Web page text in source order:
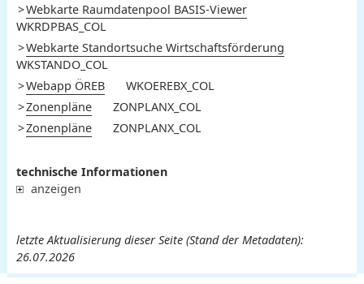
Webkarte Raumdatenpool BASIS-Viewer
WKRDPBAS_COL
Webkarte Standortsuche Wirtschaftsförderung
WKSTANDO_COL
Webapp ÖREB
WKOEREBX_COL
Zonenpläne
ZONPLANX_COL
Zonenpläne
ZONPLANX_COL
technische Informationen
anzeigen
letzte Aktualisierung dieser Seite (Stand der Metadaten):
26.07.2026